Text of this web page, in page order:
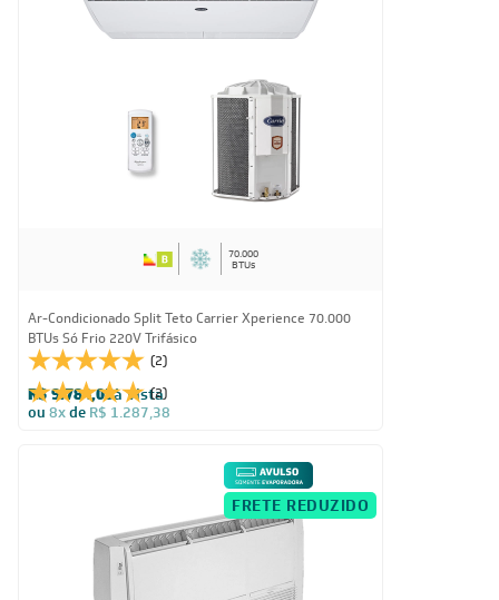
70.000
BTUs
Ar-Condicionado Split Teto Carrier Xperience 70.000
BTUs Só Frio 220V Trifásico
(2)
(2)
R$ 9.784,05à vista
ou 8xde R$ 1.287,38
FRETE REDUZIDO